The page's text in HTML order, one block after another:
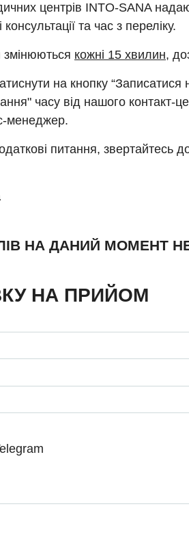
центрів INTO-SANA
та час з переліку.
змінюються кожні 15 хвилин,
на кнопку
часу від нашого контакт-
менеджер.
питання, звертайтесь
НА ДАНИЙ МОМЕНТ
НА ПРИЙОМ